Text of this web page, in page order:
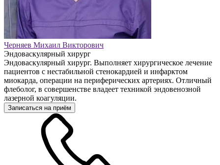
Черняев Михаил Викторович
Эндоваскулярный хирург
Эндоваскулярный хирург. Выполняет хирургическое лечение
пациентов с нестабильной стенокардией и инфарктом
миокарда, операции на периферических артериях. Отличный
флеболог, в совершенстве владеет техникой эндовенозной
лазерной коагуляции.
Записаться на приём